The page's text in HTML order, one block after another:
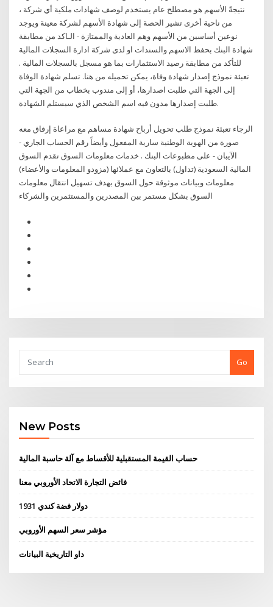
نتيجةً الأسهم هو مصطلح عام يستخدم لوصف شهادات ملكية أي شركة ،
من ناحية أخرى تشير الحصة إلى شهادة الأسهم لشركة معينة ويوجد
نوعين أساسين من الأسهم وهم العادية والممتازة - الـاكد من مطابقة
شهادة البنك بحفظ الاسهم والسندات او لدى شركة ادارة السجلات المالية
للتأكد من مطابقة رصيد الاستثمارات بما هو مسجل بالسجلات المالية .
تعبئة نموذج إصدار شهادة وفاة، يمكن تحميله من هنا. تسلم شهادة الوفاة
إلى الجهة التي طلبت اصدارها، أو إلى مندوب بخطاب من الجهة التي
طلبت إصدارها مدون فيه اسم الشخص الذي سيستلم الشهادة.
الرجاء تعبئة نموذج طلب تحويل أرباح شهادة مساهم مع مراعاة إرفاق معه
صورة من الهوية الوطنية سارية المفعول وأيضاً رقم الحساب الجاري -
الآيبان - على مطبوعات البنك . خدمات معلومات السوق تقدم السوق
المالية السعودية (تداول) بالتعاون مع عملائها (مزودو المعلومات والأعضاء)
معلومات وبيانات موثوقة حول السوق بهدف تسهيل انتقال معلومات
السوق بشكل مستمر بين المصدرين والمستثمرين والشركاء
Go
New Posts
حساب القيمة المستقبلية للأقساط مع آلة حاسبة المالية
فائض التجارة الاتحاد الأوروبي معنا
1931 دولار فضة كندي
مؤشر سعر السهم الأوروبي
داو التاريخية البيانات